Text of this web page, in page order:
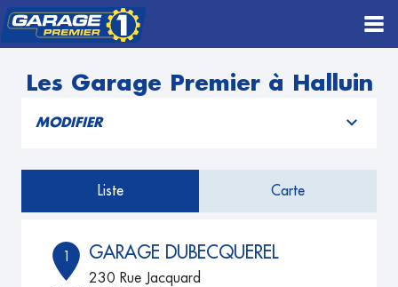
Les Garage Premier à Halluin
MODIFIER
Liste Carte
1 GARAGE DUBECQUEREL
230 Rue Jacquard